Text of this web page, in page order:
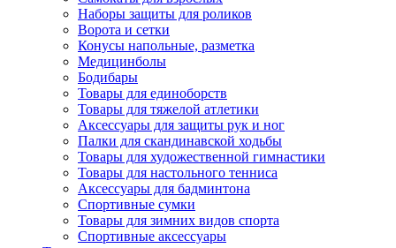
Наборы защиты для роликов
Ворота и сетки
Конусы напольные, разметка
Медицинболы
Бодибары
Товары для единоборств
Товары для тяжелой атлетики
Аксессуары для защиты рук и ног
Палки для скандинавской ходьбы
Товары для художественной гимнастики
Товары для настольного тенниса
Аксессуары для бадминтона
Спортивные сумки
Товары для зимних видов спорта
Спортивные аксессуары